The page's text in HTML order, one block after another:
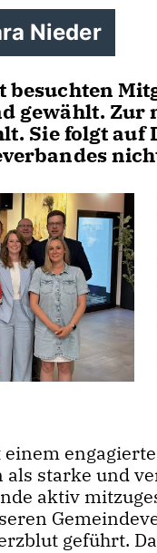
Nieder
besuchten
gewählt.
Sie folgt
starke und
aktiv
geführt.